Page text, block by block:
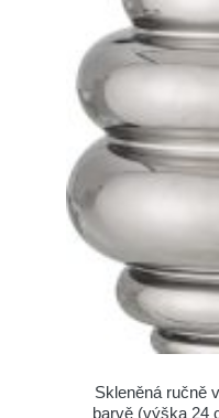
Skleněná ručně
barvě (výška 24